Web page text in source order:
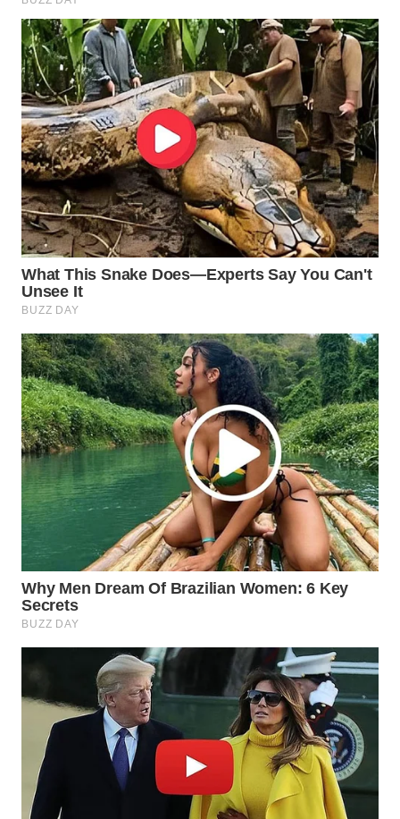
WN
BOROBUDUR
WN
MADURA
WN
SURABAYA
WN
NATUNA
WN
BINTAN
WN
MANDALIKA
WN
LIKUPANG
WN
LABUANBAJO
WN
BORNEO
Wahana
WAHANA
NEWS
WAHANA